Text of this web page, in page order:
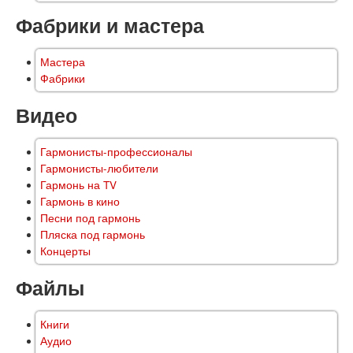
Фабрики и мастера
Мастера
Фабрики
Видео
Гармонисты-профессионалы
Гармонисты-любители
Гармонь на TV
Гармонь в кино
Песни под гармонь
Пляска под гармонь
Концерты
Файлы
Книги
Аудио